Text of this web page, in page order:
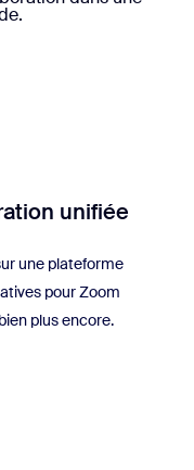
unifiée
une plateforme
pour Zoom
plus encore.